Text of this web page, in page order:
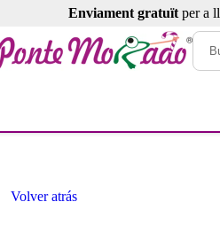
Enviament gratuïtper a
Volver atrás